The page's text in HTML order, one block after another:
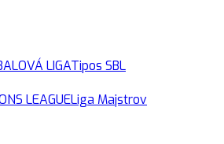
LIGATipos SBL
LEAGUELiga Majstrov